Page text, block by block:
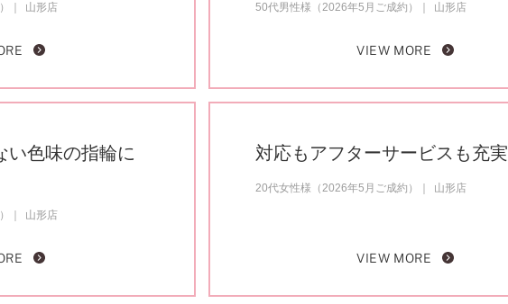
山形店 50代男性様（2026年5月ご成約） 山形店
VIEW MORE
い色味の指輪に
山形店
対応もアフターサービスも充実
20代女性様（2026年5月ご成約） 山形店
VIEW MORE